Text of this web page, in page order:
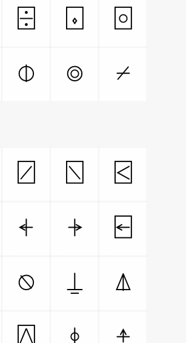
⌹ ⌺
⌻
⌽ ⌾ ⌿
⍁ ⍂
⍃
⍅ ⍆
⍇
⍉ ⍊
⍋
⍍ ⍎ ⍏